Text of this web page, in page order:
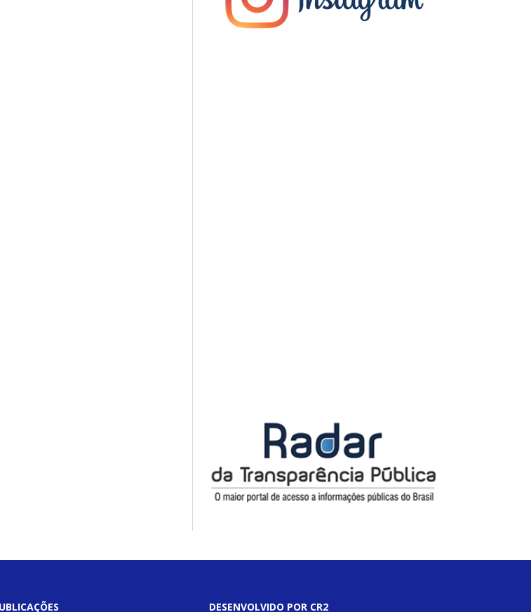
DESENVOLVIDO POR CR2